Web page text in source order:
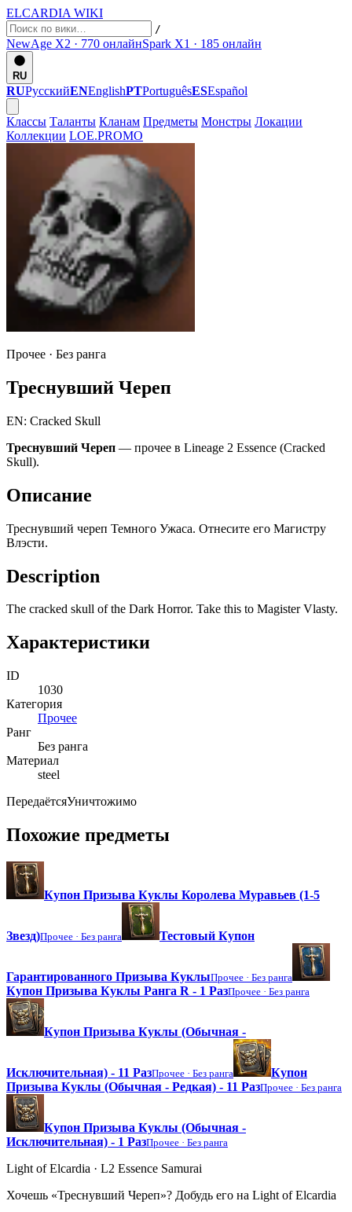
ELCARDIA WIKI
/
NewAge X2 · 770 онлайнSpark X1 · 185 онлайн
RU
RUРусскийENEnglishPTPortuguêsESEspañol
Классы Таланты Кланам Предметы Монстры Локации
Коллекции LOE.PROMO
Прочее · Без ранга
Треснувший Череп
EN: Cracked Skull
Треснувший Череп — прочее в Lineage 2 Essence (Cracked
Skull).
Описание
Треснувший череп Темного Ужаса. Отнесите его Магистру
Влэсти.
Description
The cracked skull of the Dark Horror. Take this to Magister Vlasty.
Характеристики
ID
1030
Категория
Прочее
Ранг
Без ранга
Материал
steel
ПередаётсяУничтожимо
Похожие предметы
Купон Призыва Куклы Королева Муравьев (1-5
Звезд)Прочее · Без ранга Тестовый Купон
Гарантированного Призыва КуклыПрочее · Без ранга
Купон Призыва Куклы Ранга R - 1 РазПрочее · Без ранга
Купон Призыва Куклы (Обычная -
Исключительная) - 11 РазПрочее · Без ранга
Купон
Призыва Куклы (Обычная - Редкая) - 11 РазПрочее · Без ранга
Купон Призыва Куклы (Обычная -
Исключительная) - 1 РазПрочее · Без ранга
Light of Elcardia · L2 Essence Samurai
Хочешь «Треснувший Череп»? Добудь его на Light of Elcardia